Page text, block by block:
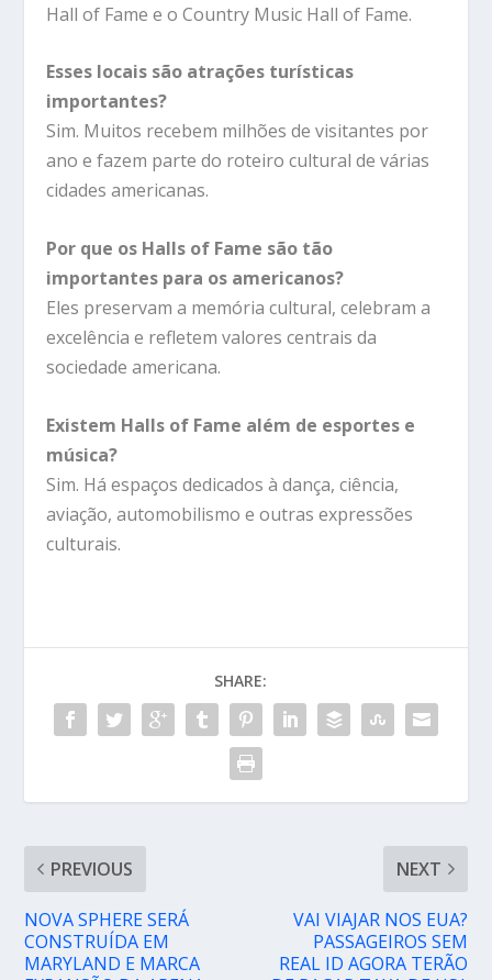
Hall of Fame e o Country Music Hall of Fame.
Esses locais são atrações turísticas
importantes?
Sim. Muitos recebem milhões de visitantes por
ano e fazem parte do roteiro cultural de várias
cidades americanas.
Por que os Halls of Fame são tão
importantes para os americanos?
Eles preservam a memória cultural, celebram a
excelência e refletem valores centrais da
sociedade americana.
Existem Halls of Fame além de esportes e
música?
Sim. Há espaços dedicados à dança, ciência,
aviação, automobilismo e outras expressões
culturais.
SHARE:
PREVIOUS
NOVA SPHERE SERÁ
CONSTRUÍDA EM
MARYLAND E MARCA
NEXT
VAI VIAJAR NOS EUA?
PASSAGEIROS SEM
REAL ID AGORA TERÃO